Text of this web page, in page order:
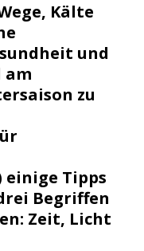
Kälte
und
am
zu
einige Tipps
Begriffen
Zeit, Licht